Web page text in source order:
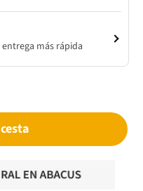
más rápida